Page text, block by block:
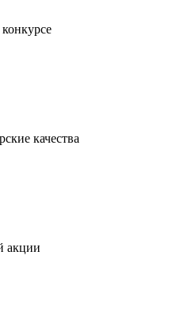
качества
акции